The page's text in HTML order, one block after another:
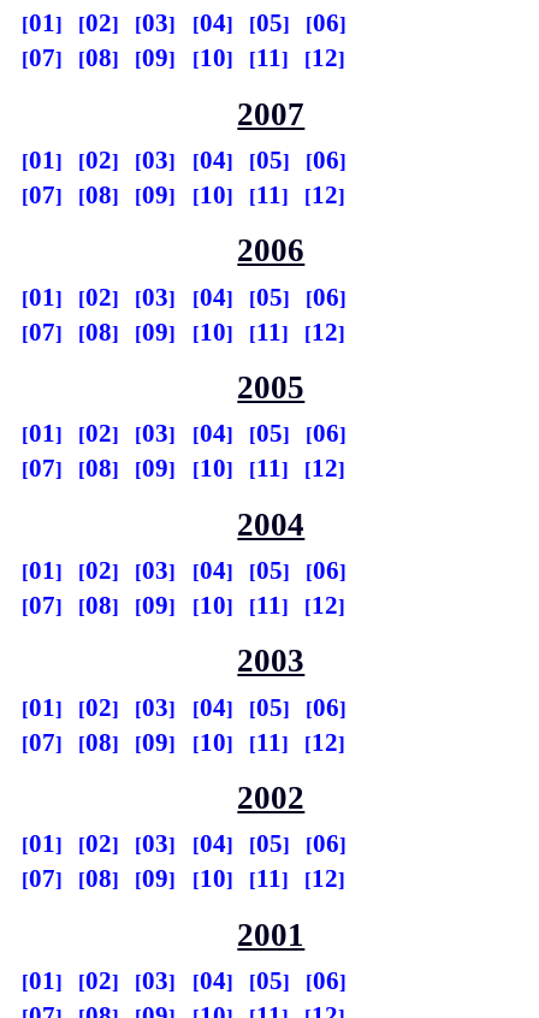
01 02 03 04 05
06
07
08 09 10 11 12
2007
01 02 03 04 05
06
07
08 09 10 11 12
2006
01 02 03 04 05
06
07
08 09 10 11 12
2005
01 02 03 04 05
06
07
08 09 10 11 12
2004
01 02 03 04 05
06
07
08 09 10 11 12
2003
01 02 03 04 05
06
07
08 09 10 11 12
2002
01 02 03 04 05
06
07
08 09 10 11 12
2001
01 02 03 04 05
06